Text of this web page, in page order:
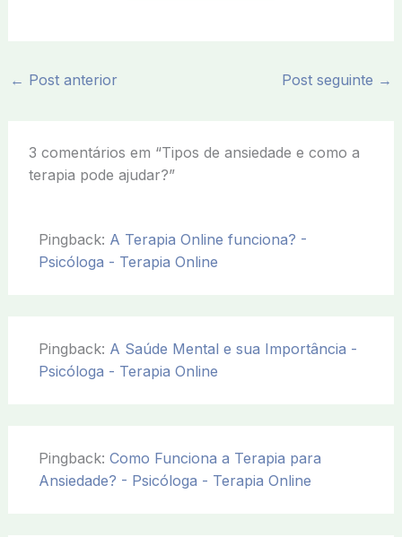
← Post anterior Post seguinte →
3 comentários em “Tipos de ansiedade e como a
terapia pode ajudar?”
Pingback: A Terapia Online funciona? -
Psicóloga - Terapia Online
Pingback: A Saúde Mental e sua Importância -
Psicóloga - Terapia Online
Pingback: Como Funciona a Terapia para
Ansiedade? - Psicóloga - Terapia Online